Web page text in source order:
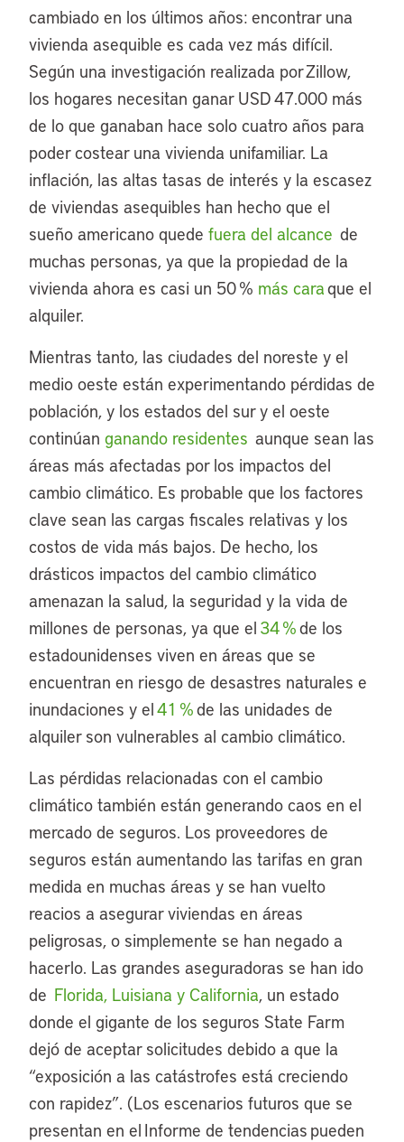
cambiado en los últimos años: encontrar una
vivienda asequible es cada vez más difícil.
Según una investigación realizada por Zillow,
los hogares necesitan ganar USD 47.000 más
de lo que ganaban hace solo cuatro años para
poder costear una vivienda unifamiliar. La
inflación, las altas tasas de interés y la escasez
de viviendas asequibles han hecho que el
sueño americano quede fuera del alcance de
muchas personas, ya que la propiedad de la
vivienda ahora es casi un 50 % más caraque el
alquiler.
Mientras tanto, las ciudades del noreste y el
medio oeste están experimentando pérdidas de
población, y los estados del sur y el oeste
continúan ganando residentes aunque sean las
áreas más afectadas por los impactos del
cambio climático. Es probable que los factores
clave sean las cargas fiscales relativas y los
costos de vida más bajos. De hecho, los
drásticos impactos del cambio climático
amenazan la salud, la seguridad y la vida de
millones de personas, ya que el 34 %de los
estadounidenses viven en áreas que se
encuentran en riesgo de desastres naturales e
inundaciones y el41 %de las unidades de
alquiler son vulnerables al cambio climático.
Las pérdidas relacionadas con el cambio
climático también están generando caos en el
mercado de seguros. Los proveedores de
seguros están aumentando las tarifas en gran
medida en muchas áreas y se han vuelto
reacios a asegurar viviendas en áreas
peligrosas, o simplemente se han negado a
hacerlo. Las grandes aseguradoras se han ido
de Florida, Luisiana y California, un estado
donde el gigante de los seguros State Farm
dejó de aceptar solicitudes debido a que la
“exposición a las catástrofes está creciendo
con rapidez”. (Los escenarios futuros que se
presentan en el Informe de tendencias pueden